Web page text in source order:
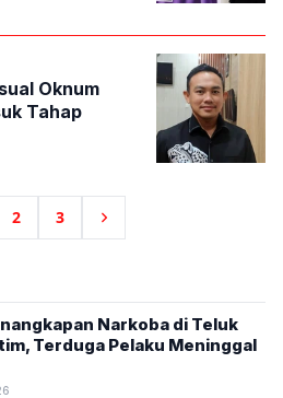
Oknum
Tahap
2 3
Narkoba di Teluk
Terduga Pelaku Meninggal